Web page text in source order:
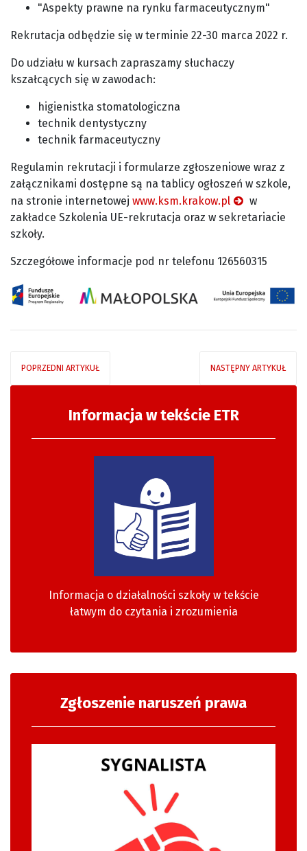
"Aspekty prawne na rynku farmaceutycznym"
Rekrutacja odbędzie się w terminie 22-30 marca 2022 r.
Do udziału w kursach zapraszamy słuchaczy
kszałcących się w zawodach:
higienistka stomatologiczna
technik dentystyczny
technik farmaceutyczny
Regulamin rekrutacji i formularze zgłoszeniowe wraz z
załącznikami dostępne są na tablicy ogłoszeń w szkole,
na stronie internetowej www.ksm.krakow.pl
w
zakładce Szkolenia UE-rekrutacja oraz w sekretariacie
szkoły.
Szczegółowe informacje pod nr telefonu 126560315
POPRZEDNI ARTYKUŁ NASTĘPNY ARTYKUŁ
Informacja w tekście ETR
Informacja o działalności szkoły w tekście
łatwym do czytania i zrozumienia
Zgłoszenie naruszeń prawa